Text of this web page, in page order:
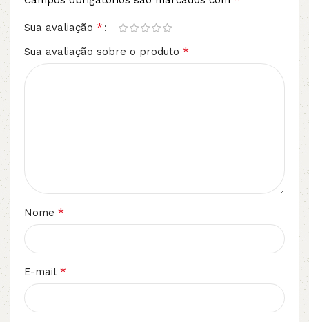
Sua avaliação *
Sua avaliação sobre o produto *
Nome *
E-mail *